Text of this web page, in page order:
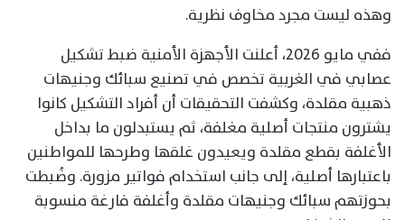
وهذه ليست مجرد مخاوف نظرية.
ففي مايو 2026، أعلنت الأجهزة الأمنية ضبط تشكيل
عصابي في الغربية تخصص في تصنيع سبائك وجنيهات
ذهبية مقلدة، وكشفت التحقيقات أن أفراد التشكيل كانوا
يشترون منتجات أصلية مغلفة، ثم يستبدلون ما بداخل
الأغلفة بقطع مقلدة ويعيدون غلقها وطرحها للمواطنين
باعتبارها أصلية، إلى جانب استخدام فواتير مزورة. وضُبطت
بحوزتهم سبائك وجنيهات مقلدة وأغلفة فارغة منسوبة